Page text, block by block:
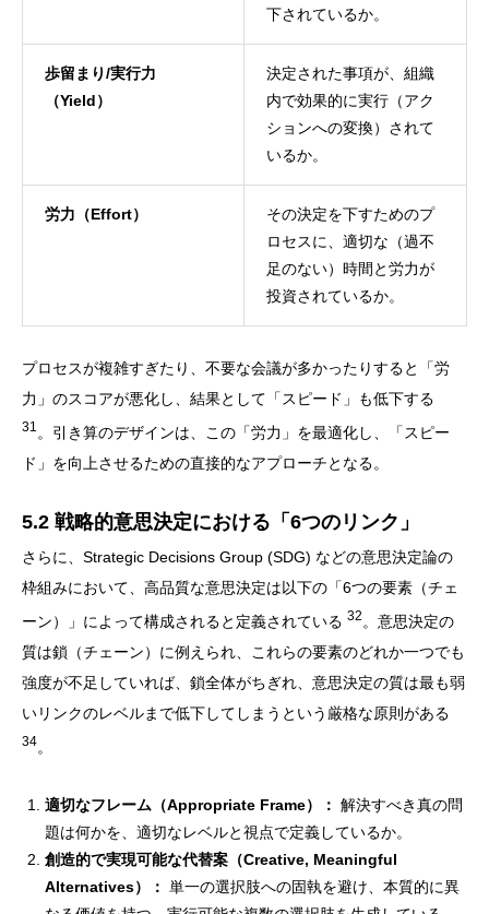
下されているか。
歩留まり/実行力
（Yield）
決定された事項が、組織
内で効果的に実行（アク
ションへの変換）されて
いるか。
労力（Effort）
その決定を下すためのプ
ロセスに、適切な（過不
足のない）時間と労力が
投資されているか。
プロセスが複雑すぎたり、不要な会議が多かったりすると「労
力」のスコアが悪化し、結果として「スピード」も低下する
31 。引き算のデザインは、この「労力」を最適化し、「スピー
ド」を向上させるための直接的なアプローチとなる。
5.2 戦略的意思決定における「6つのリンク」
さらに、Strategic Decisions Group (SDG) などの意思決定論の
枠組みにおいて、高品質な意思決定は以下の「6つの要素（チェ
ーン）」によって構成されると定義されている 32 。意思決定の
質は鎖（チェーン）に例えられ、これらの要素のどれか一つでも
強度が不足していれば、鎖全体がちぎれ、意思決定の質は最も弱
いリンクのレベルまで低下してしまうという厳格な原則がある
34。
適切なフレーム（Appropriate Frame）： 解決すべき真の問
題は何かを、適切なレベルと視点で定義しているか。
創造的で実現可能な代替案（Creative, Meaningful
Alternatives）： 単一の選択肢への固執を避け、本質的に異